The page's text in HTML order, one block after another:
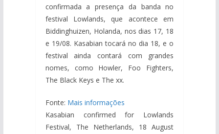
confirmada a presença da banda no
festival Lowlands, que acontece em
Biddinghuizen, Holanda, nos dias 17, 18
e 19/08. Kasabian tocará no dia 18, e o
festival ainda contará com grandes
nomes, como Howler, Foo Fighters,
The Black Keys e The xx.
Fonte: Mais informações
Kasabian confirmed for Lowlands
Festival, The Netherlands, 18 August